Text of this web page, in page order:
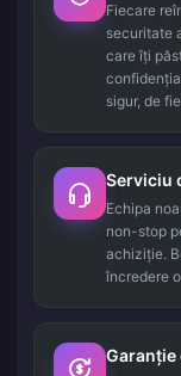
Fiecare
securitate
care îți
sigur, de
Serviciu
Echipa
non-stop
achiziție.
încredere
Garanție